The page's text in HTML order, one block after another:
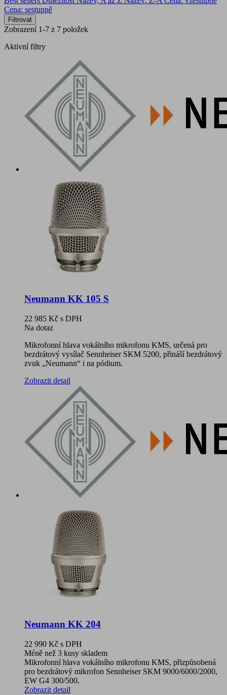
Cena: sestupně
Filtrovat
Zobrazení 1-7 z 7 položek
Aktivní filtry
Neumann KK 105 S
22 985 Kč s DPH
Na dotaz
Mikrofonní hlava vokálního mikrofonu KMS, určená pro
bezdrátový vysílač Sennheiser SKM 5200, přináší bezdrátový
zvuk „Neumann“ i na pódium.
Zobrazit detail
Neumann KK 204
22 990 Kč s DPH
Méně než 3 kusy skladem
Mikrofonní hlava vokálního mikrofonu KMS, přizpůsobená
pro bezdrátový mikrofon Sennheiser SKM 9000/6000/2000,
EW G4 300/500.
Zobrazit detail